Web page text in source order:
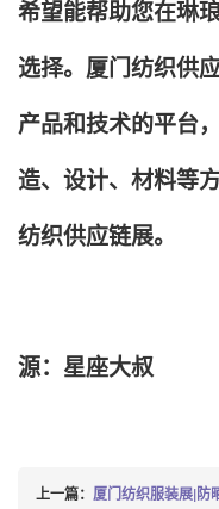
希望能帮助您在琳
选择。厦门纺织供
产品和技术的平台
造、设计、材料等
纺织供应链展。
源：星座大叔
上一篇： 厦门纺织服装展|防